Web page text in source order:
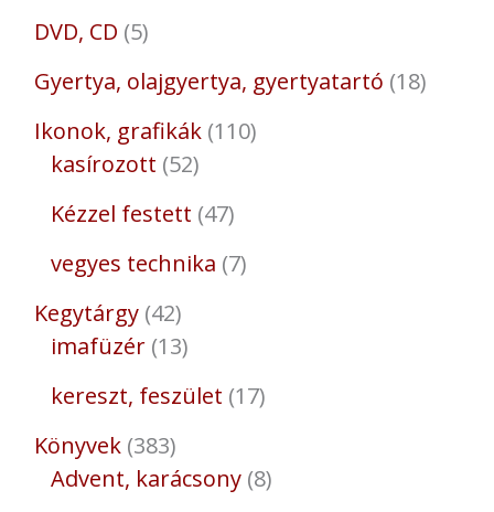
DVD, CD 5
Gyertya, olajgyertya, gyertyatartó 18
Ikonok, grafikák 110
kasírozott 52
Kézzel festett 47
vegyes technika 7
Kegytárgy 42
imafüzér 13
kereszt, feszület 17
Könyvek 383
Advent, karácsony 8